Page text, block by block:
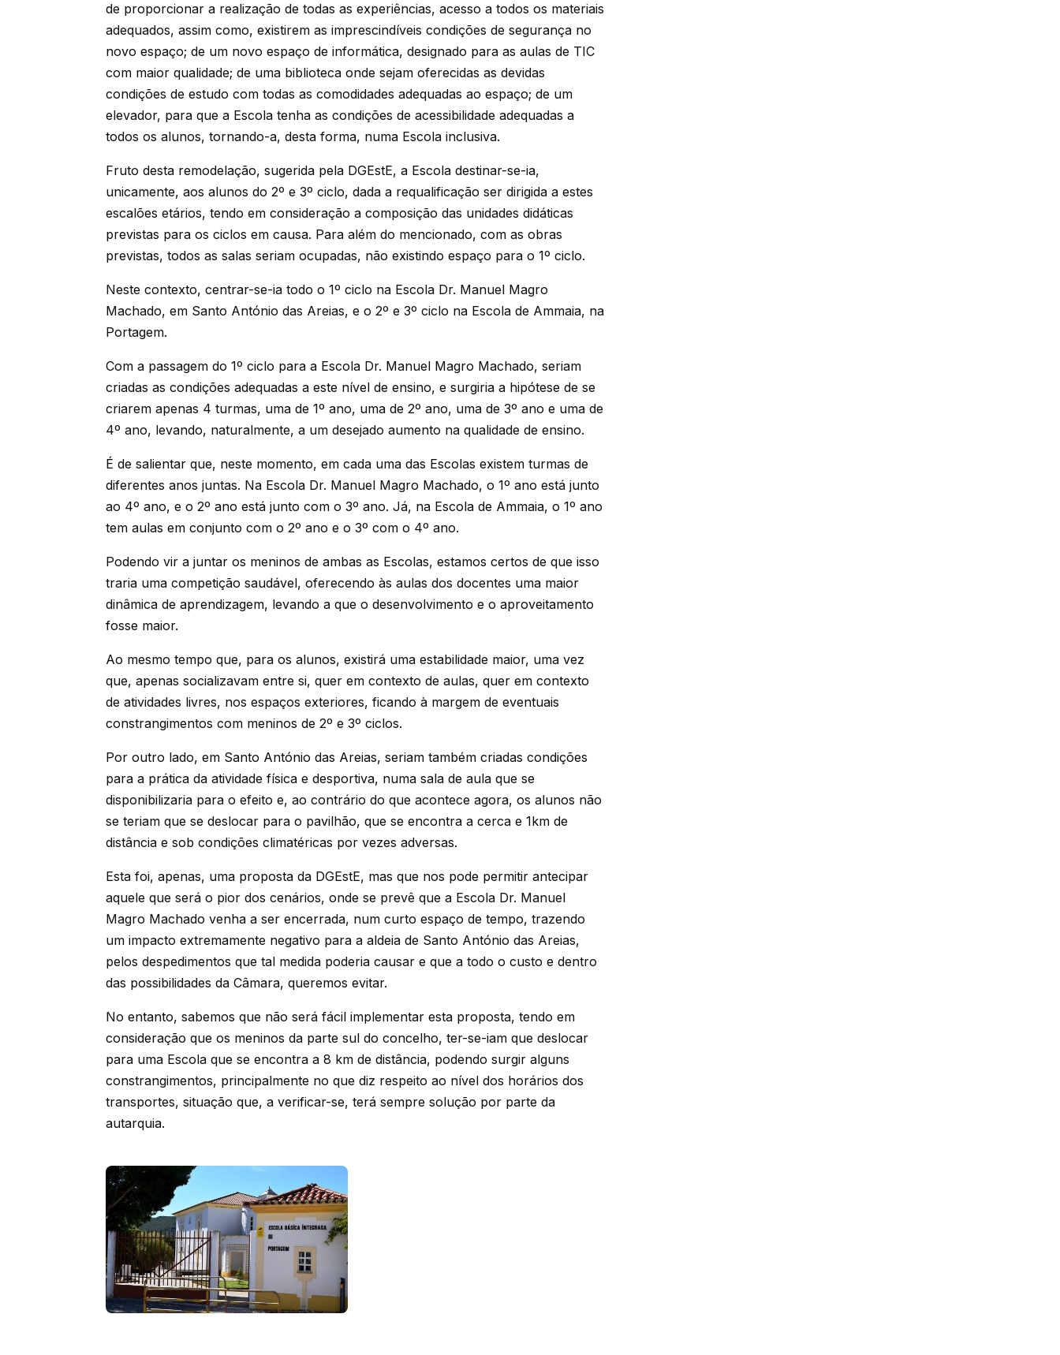
de proporcionar a realização de todas as experiências, acesso a todos os materiais
adequados, assim como, existirem as imprescindíveis condições de segurança no
novo espaço; de um novo espaço de informática, designado para as aulas de TIC
com maior qualidade; de uma biblioteca onde sejam oferecidas as devidas
condições de estudo com todas as comodidades adequadas ao espaço; de um
elevador, para que a Escola tenha as condições de acessibilidade adequadas a
todos os alunos, tornando-a, desta forma, numa Escola inclusiva.
Fruto desta remodelação, sugerida pela DGEstE, a Escola destinar-se-ia,
unicamente, aos alunos do 2º e 3º ciclo, dada a requalificação ser dirigida a estes
escalões etários, tendo em consideração a composição das unidades didáticas
previstas para os ciclos em causa. Para além do mencionado, com as obras
previstas, todos as salas seriam ocupadas, não existindo espaço para o 1º ciclo.
Neste contexto, centrar-se-ia todo o 1º ciclo na Escola Dr. Manuel Magro
Machado, em Santo António das Areias, e o 2º e 3º ciclo na Escola de Ammaia, na
Portagem.
Com a passagem do 1º ciclo para a Escola Dr. Manuel Magro Machado, seriam
criadas as condições adequadas a este nível de ensino, e surgiria a hipótese de se
criarem apenas 4 turmas, uma de 1º ano, uma de 2º ano, uma de 3º ano e uma de
4º ano, levando, naturalmente, a um desejado aumento na qualidade de ensino.
É de salientar que, neste momento, em cada uma das Escolas existem turmas de
diferentes anos juntas. Na Escola Dr. Manuel Magro Machado, o 1º ano está junto
ao 4º ano, e o 2º ano está junto com o 3º ano. Já, na Escola de Ammaia, o 1º ano
tem aulas em conjunto com o 2º ano e o 3º com o 4º ano.
Podendo vir a juntar os meninos de ambas as Escolas, estamos certos de que isso
traria uma competição saudável, oferecendo às aulas dos docentes uma maior
dinâmica de aprendizagem, levando a que o desenvolvimento e o aproveitamento
fosse maior.
Ao mesmo tempo que, para os alunos, existirá uma estabilidade maior, uma vez
que, apenas socializavam entre si, quer em contexto de aulas, quer em contexto
de atividades livres, nos espaços exteriores, ficando à margem de eventuais
constrangimentos com meninos de 2º e 3º ciclos.
Por outro lado, em Santo António das Areias, seriam também criadas condições
para a prática da atividade física e desportiva, numa sala de aula que se
disponibilizaria para o efeito e, ao contrário do que acontece agora, os alunos não
se teriam que se deslocar para o pavilhão, que se encontra a cerca e 1km de
distância e sob condições climatéricas por vezes adversas.
Esta foi, apenas, uma proposta da DGEstE, mas que nos pode permitir antecipar
aquele que será o pior dos cenários, onde se prevê que a Escola Dr. Manuel
Magro Machado venha a ser encerrada, num curto espaço de tempo, trazendo
um impacto extremamente negativo para a aldeia de Santo António das Areias,
pelos despedimentos que tal medida poderia causar e que a todo o custo e dentro
das possibilidades da Câmara, queremos evitar.
No entanto, sabemos que não será fácil implementar esta proposta, tendo em
consideração que os meninos da parte sul do concelho, ter-se-iam que deslocar
para uma Escola que se encontra a 8 km de distância, podendo surgir alguns
constrangimentos, principalmente no que diz respeito ao nível dos horários dos
transportes, situação que, a verificar-se, terá sempre solução por parte da
autarquia.